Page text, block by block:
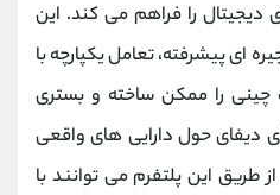
دیجیتال را فراهم می‌ کند. این
ای پیشرفته، تعامل یکپارچه با
را ممکن ساخته و بستری
دیفای حول دارایی ‌های واقعی
طریق این پلتفرم می‌ توانند با